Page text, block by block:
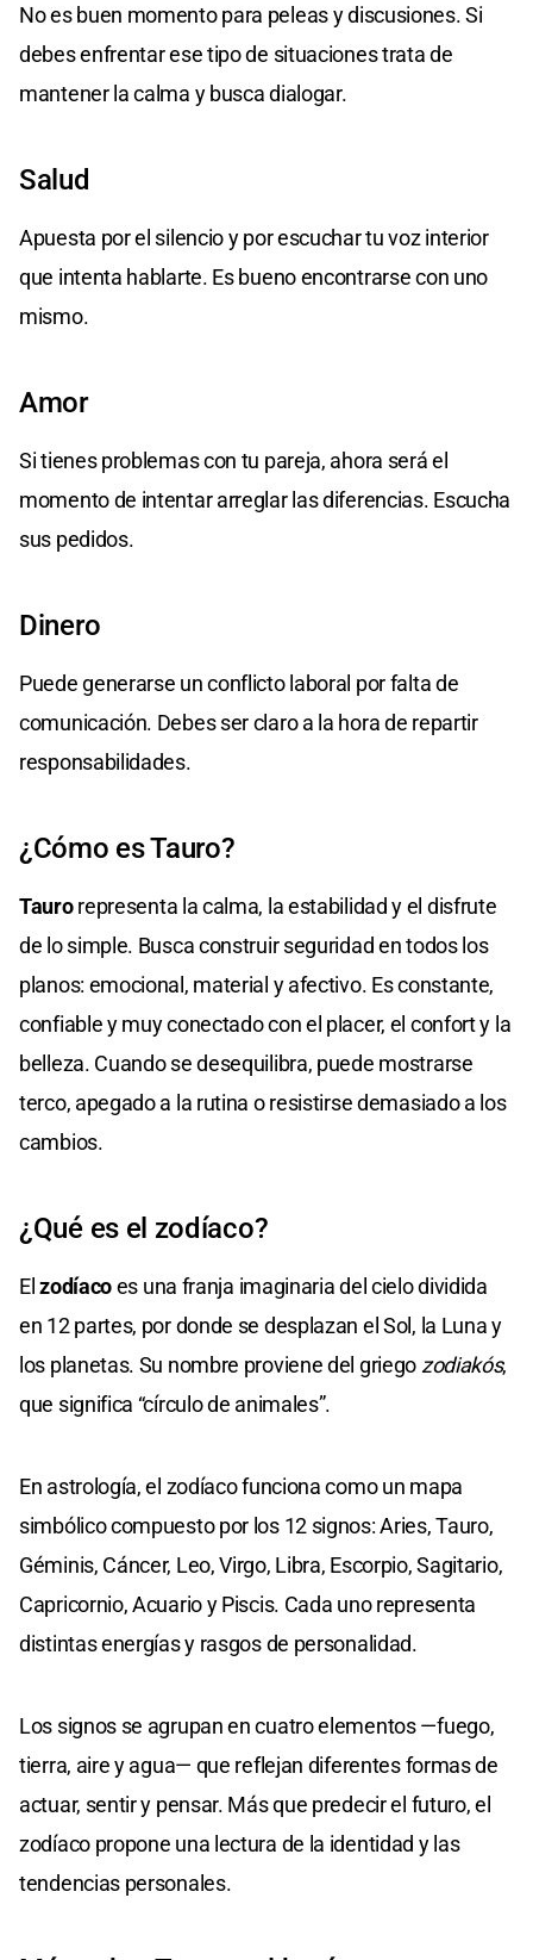
No es buen momento para peleas y discusiones. Si
debes enfrentar ese tipo de situaciones trata de
mantener la calma y busca dialogar.
Salud
Apuesta por el silencio y por escuchar tu voz interior
que intenta hablarte. Es bueno encontrarse con uno
mismo.
Amor
Si tienes problemas con tu pareja, ahora será el
momento de intentar arreglar las diferencias. Escucha
sus pedidos.
Dinero
Puede generarse un conflicto laboral por falta de
comunicación. Debes ser claro a la hora de repartir
responsabilidades.
¿Cómo es Tauro?
Taurorepresenta la calma, la estabilidad y el disfrute
de lo simple. Busca construir seguridad en todos los
planos: emocional, material y afectivo. Es constante,
confiable y muy conectado con el placer, el confort y la
belleza. Cuando se desequilibra, puede mostrarse
terco, apegado a la rutina o resistirse demasiado a los
cambios.
¿Qué es el zodíaco?
Elzodíacoes una franja imaginaria del cielo dividida
en 12 partes, por donde se desplazan el Sol, la Luna y
los planetas. Su nombre proviene del griego zodiakós,
que significa “círculo de animales”.
En astrología, el zodíaco funciona como un mapa
simbólico compuesto por los 12 signos: Aries, Tauro,
Géminis, Cáncer, Leo, Virgo, Libra, Escorpio, Sagitario,
Capricornio, Acuario y Piscis. Cada uno representa
distintas energías y rasgos de personalidad.
Los signos se agrupan en cuatro elementos —fuego,
tierra, aire y agua— que reflejan diferentes formas de
actuar, sentir y pensar. Más que predecir el futuro, el
zodíaco propone una lectura de la identidad y las
tendencias personales.